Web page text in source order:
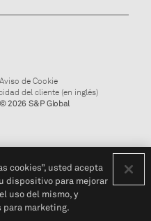
Aviso de Cookie
del cliente (en inglés)
© 2026 S&P Global
cookies”, usted acepta
dispositivo para mejorar
uso del mismo, y
marketing.